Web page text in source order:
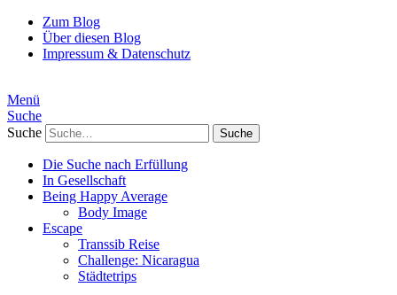
Zum Blog
Über diesen Blog
Impressum & Datenschutz
Menü
Suche
Suche
Die Suche nach Erfüllung
In Gesellschaft
Being Happy Average
Body Image
Escape
Transsib Reise
Challenge: Nicaragua
Städtetrips